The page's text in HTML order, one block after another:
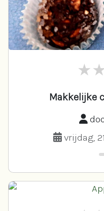
Makkelijke
vrijdag,